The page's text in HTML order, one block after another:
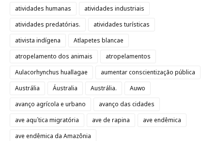
atividades humanas
atividades industriais
atividades predatórias.
atividades turísticas
ativista indígena
Atlapetes blancae
atropelamento dos animais
atropelamentos
Aulacorhynchus huallagae
aumentar conscientização pública
Austrália
Áustralia Austrália.
Auwo
avanço agrícola e urbano
avanço das cidades
ave aqu´tica migratória
ave de rapina
ave endêmica
ave endêmica da Amazônia